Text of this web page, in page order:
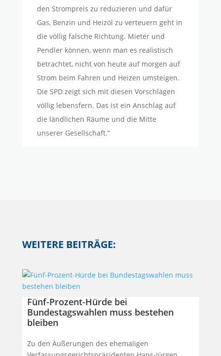
den Strompreis zu reduzieren und dafür
Gas, Benzin und Heizöl zu verteuern geht in
die völlig falsche Richtung. Mieter und
Pendler können, wenn man es realistisch
betrachtet, nicht von heute auf morgen auf
Strom beim Fahren und Heizen umsteigen.
Die SPD zeigt sich mit diesen Vorschlägen
völlig lebensfern. Das ist ein Anschlag auf
die ländlichen Räume und die Mitte
unserer Gesellschaft.“
WEITERE BEITRÄGE:
Fünf-Prozent-Hürde bei
Bundestagswahlen muss bestehen
bleiben
Zu den Äußerungen des ehemaligen